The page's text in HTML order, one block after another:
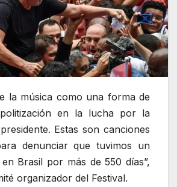
la música como una forma de
en la lucha por la
Estas son canciones
denunciar que tuvimos un
Brasil por más de 550 días”,
organizador del Festival.